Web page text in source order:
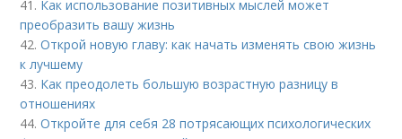
41. Как использование позитивных мыслей может
преобразить вашу жизнь
42.Открой новую главу: как начать изменять свою жизнь
к лучшему
43. Как преодолеть большую возрастную разницу в
отношениях
44.Откройте для себя 28 потрясающих психологических